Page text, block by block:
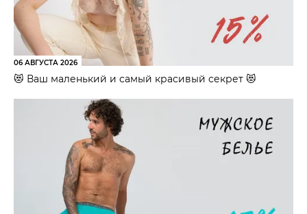
06 АВГУСТА 2026
😻 Ваш маленький и самый красивый секрет 😻